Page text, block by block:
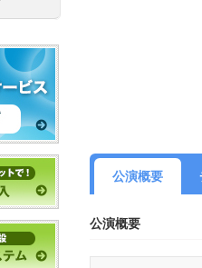
公演概要
公演概要